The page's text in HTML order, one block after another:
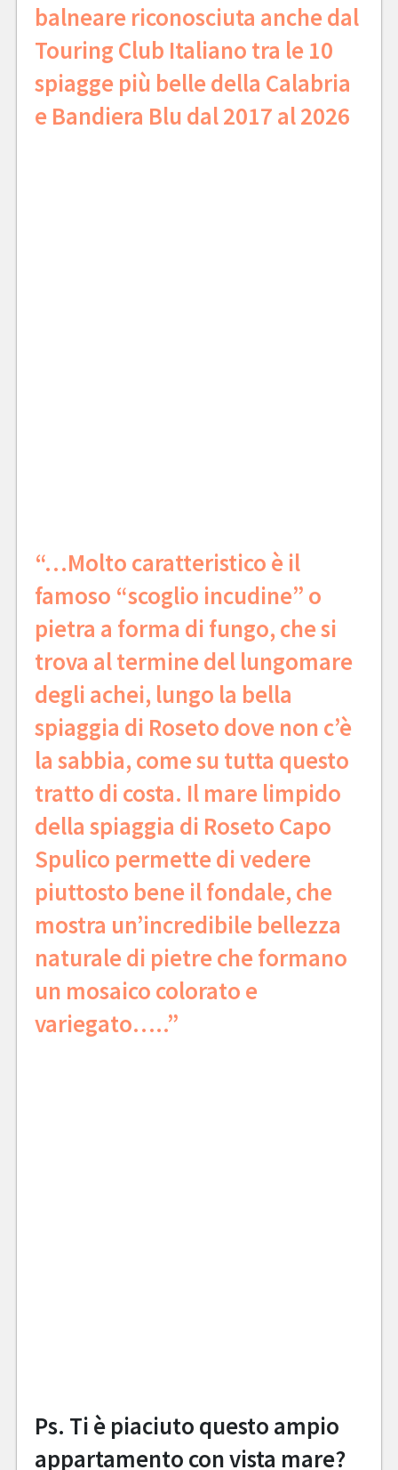
balneare riconosciuta anche dal
Touring Club Italiano tra le 10
spiagge più belle della Calabria
e Bandiera Blu dal 2017 al 2026
“…Molto caratteristico è il
famoso “scoglio incudine” o
pietra a forma di fungo, che si
trova al termine del lungomare
degli achei, lungo la bella
spiaggia di Roseto dove non c’è
la sabbia, come su tutta questo
tratto di costa. Il mare limpido
della spiaggia di Roseto Capo
Spulico permette di vedere
piuttosto bene il fondale, che
mostra un’incredibile bellezza
naturale di pietre che formano
un mosaico colorato e
variegato…..”
Ps. Ti è piaciuto questo ampio
appartamento con vista mare?